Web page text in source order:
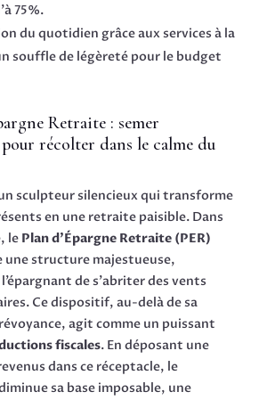
75%.
du quotidien grâce aux services à la
souffle de légèreté pour le budget
Retraite : semer
récolter dans le calme du
sculpteur silencieux qui transforme
en une retraite paisible. Dans
le Plan d’Épargne Retraite (PER)
une structure majestueuse,
de s’abriter des vents
Ce dispositif, au-delà de sa
agit comme un puissant
fiscales. En déposant une
dans ce réceptacle, le
sa base imposable, une